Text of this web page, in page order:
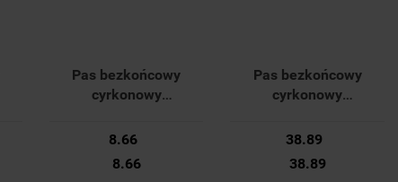
Pas bezkońcowy
cyrkonowy
36148 022 Forum
8.66
8.66
Pas bezkońcowy
cyrkonowy
36151 028 Forum
38.89
38.89